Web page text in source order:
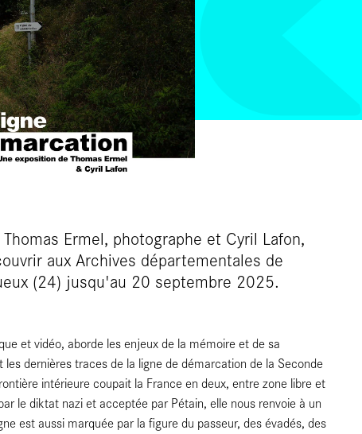
Ermel, photographe et Cyril Lafon,
aux Archives départementales de
(24) jusqu'au 20 septembre 2025.
et vidéo, aborde les enjeux de la mémoire et de sa
les dernières traces de la ligne de démarcation de la Seconde
intérieure coupait la France en deux, entre zone libre et
le diktat nazi et acceptée par Pétain, elle nous renvoie à un
est aussi marquée par la figure du passeur, des évadés, des